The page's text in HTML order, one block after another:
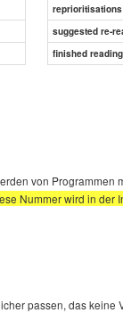
reprioritisations
suggested re-
finished
von
Nummer wird in
passen, das